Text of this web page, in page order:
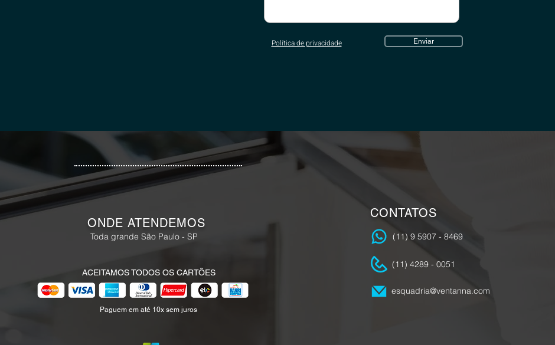
Política de privacidade Enviar
ONDE ATENDEMOS
Toda grande São Paulo - SP
ACEITAMOS TODOS OS CARTÕES
Paguem em até 10x sem juros
CONTATOS
(11) 9 5907 - 8469
(11) 4289 - 0051
esquadria@ventanna.com